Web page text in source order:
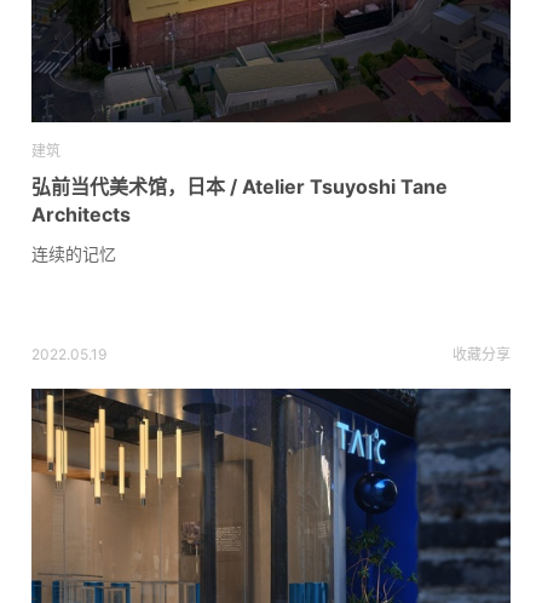
建筑
弘前当代美术馆，日本 / Atelier Tsuyoshi Tane
Architects
连续的记忆
2022.05.19 收藏分享